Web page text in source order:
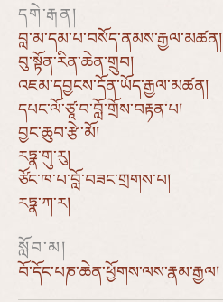
དགེ་རྒན།
བླ་མ་དམ་པ་བསོད་ནམས་རྒྱལ་མཚན།
བུ་སྟོན་རིན་ཆེན་གྲུབ།
འཇམ་དབྱངས་དོན་ཡོད་རྒྱལ་མཚན།
དཔང་ལོ་ཙཱ་བ་བློ་གྲོས་བརྟན་པ།
བྱང་ཆུབ་རྩེ་མོ།
རཏྣ་གུ་རུ།
ཙོང་ཁ་པ་བློ་བཟང་གྲགས་པ།
རཏྣ་ཀ་ར།
སློབ་མ།
བོ་དོང་པཎ་ཆེན་ཕྱོགས་ལས་རྣམ་རྒྱལ།